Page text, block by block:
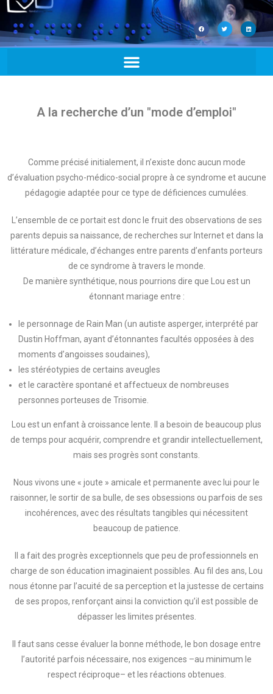
A la recherche d’un "mode d’emploi"
Comme précisé initialement, il n’existe donc aucun mode
d’évaluation psycho-médico-social propre à ce syndrome et aucune
pédagogie adaptée pour ce type de déficiences cumulées.
L’ensemble de ce portait est donc le fruit des observations de ses
parents depuis sa naissance, de recherches sur Internet et dans la
littérature médicale, d’échanges entre parents d’enfants porteurs
de ce syndrome à travers le monde.
De manière synthétique, nous pourrions dire que Lou est un
étonnant mariage entre :
le personnage de Rain Man (un autiste asperger, interprété par
Dustin Hoffman, ayant d’étonnantes facultés opposées à des
moments d’angoisses soudaines),
les stéréotypies de certains aveugles
et le caractère spontané et affectueux de nombreuses
personnes porteuses de Trisomie.
Lou est un enfant à croissance lente. Il a besoin de beaucoup plus
de temps pour acquérir, comprendre et grandir intellectuellement,
mais ses progrès sont constants.
Nous vivons une « joute » amicale et permanente avec lui pour le
raisonner, le sortir de sa bulle, de ses obsessions ou parfois de ses
incohérences, avec des résultats tangibles qui nécessitent
beaucoup de patience.
Il a fait des progrès exceptionnels que peu de professionnels en
charge de son éducation imaginaient possibles. Au fil des ans, Lou
nous étonne par l’acuité de sa perception et la justesse de certains
de ses propos, renforçant ainsi la conviction qu’il est possible de
dépasser les limites présentes.
Il faut sans cesse évaluer la bonne méthode, le bon dosage entre
l’autorité parfois nécessaire, nos exigences –au minimum le
respect réciproque– et les réactions obtenues.